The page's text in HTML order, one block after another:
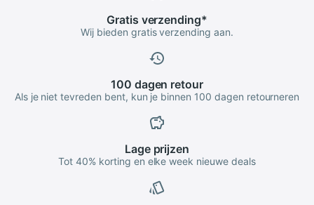
Gratis verzending*
Wij bieden gratis verzending aan.
100 dagen retour
Als je niet tevreden bent, kun je binnen 100 dagen retourneren
Lageprijzen
Tot 40% korting en elke week nieuwe deals